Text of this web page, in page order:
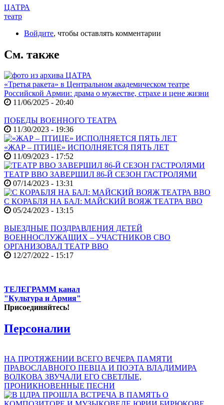
ЦАТРА
театр
Войдите, чтобы оставлять комментарии
См. также
«Третья ракета» в Центральном академическом театре
Российской Армии: драма о мужестве, страхе и цене жизни
11/06/2025 - 20:40
ПОБЕДЫ ВОЕННОГО ТЕАТРА
11/30/2023 - 19:36
«ЖАР – ПТИЦЕ» ИСПОЛНЯЕТСЯ ПЯТЬ ЛЕТ
11/09/2023 - 17:52
ТЕАТР ВВО ЗАВЕРШИЛ 86-Й СЕЗОН ГАСТРОЛЯМИ
07/14/2023 - 13:31
С КОРАБЛЯ НА БАЛ: МАЙСКИЙ ВОЯЖ ТЕАТРА ВВО
05/24/2023 - 13:15
ВЫЕЗДНЫЕ ПОЗДРАВЛЕНИЯ ДЕТЕЙ
ВОЕННОСЛУЖАЩИХ – УЧАСТНИКОВ СВО
ОРГАНИЗОВАЛ ТЕАТР ВВО
12/27/2022 - 15:17
ТЕЛЕГРАММ канал
"Культура и Армия"
Присоединяйтесь!
Персоналии
НА ПРОТЯЖЕНИИ ВСЕГО ВЕЧЕРА ПАМЯТИ
ПРАВОСЛАВНОГО ПЕВЦА И ПОЭТА ВЛАДИМИРА
ВОЛКОВА ЗВУЧАЛИ ЕГО СВЕТЛЫЕ,
ПРОНИКНОВЕННЫЕ ПЕСНИ